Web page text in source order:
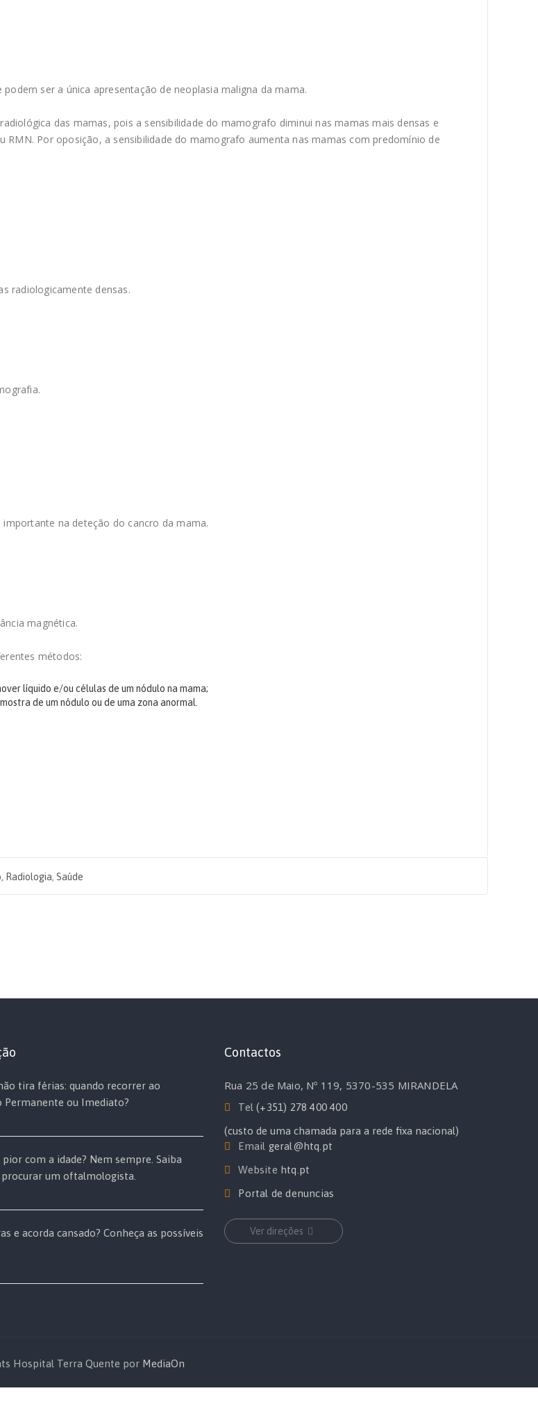
ser a única apresentação de neoplasia maligna da mama.
das mamas, pois a sensibilidade do mamografo diminui nas mamas mais densas e
Por oposição, a sensibilidade do mamografo aumenta nas mamas com predomínio de
radiologicamente densas.
na deteção do cancro da mama.
magnética.
métodos:
líquido e/ou células de um nódulo na mama;
de um nódulo ou de uma zona anormal.
, Radiologia, Saúde
tira férias: quando recorrer ao
Permanente ou Imediato?
com a idade? Nem sempre. Saiba
procurar um oftalmologista.
e acorda cansado? Conheça as possíveis
Contactos
Rua 25 de Maio, Nº 119, 5370-535 MIRANDELA
Tel(+351) 278 400 400
(custo de uma chamada para a rede fixa nacional)
Email geral@htq.pt
Website htq.pt
Portal de denuncias
Ver direções
Hospital Terra Quente por MediaOn